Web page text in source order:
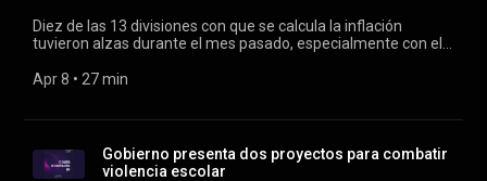
Diez de las 13 divisiones con que se calcula la inflación
tuvieron alzas durante el mes pasado, especialmente con el
semana de marzo. La inflación acumulada en el último año
Apr 8 • 27 min
Gobierno presenta dos proyectos para combatir
violencia escolar